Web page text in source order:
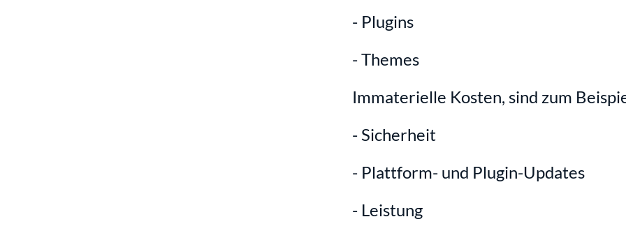
- Plugins
- Themes
Immaterielle Kosten, sind zum
- Sicherheit
- Plattform- und Plugin-Updates
- Leistung